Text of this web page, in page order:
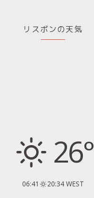
リスボンの天気
26°
06:41 20:34 WEST